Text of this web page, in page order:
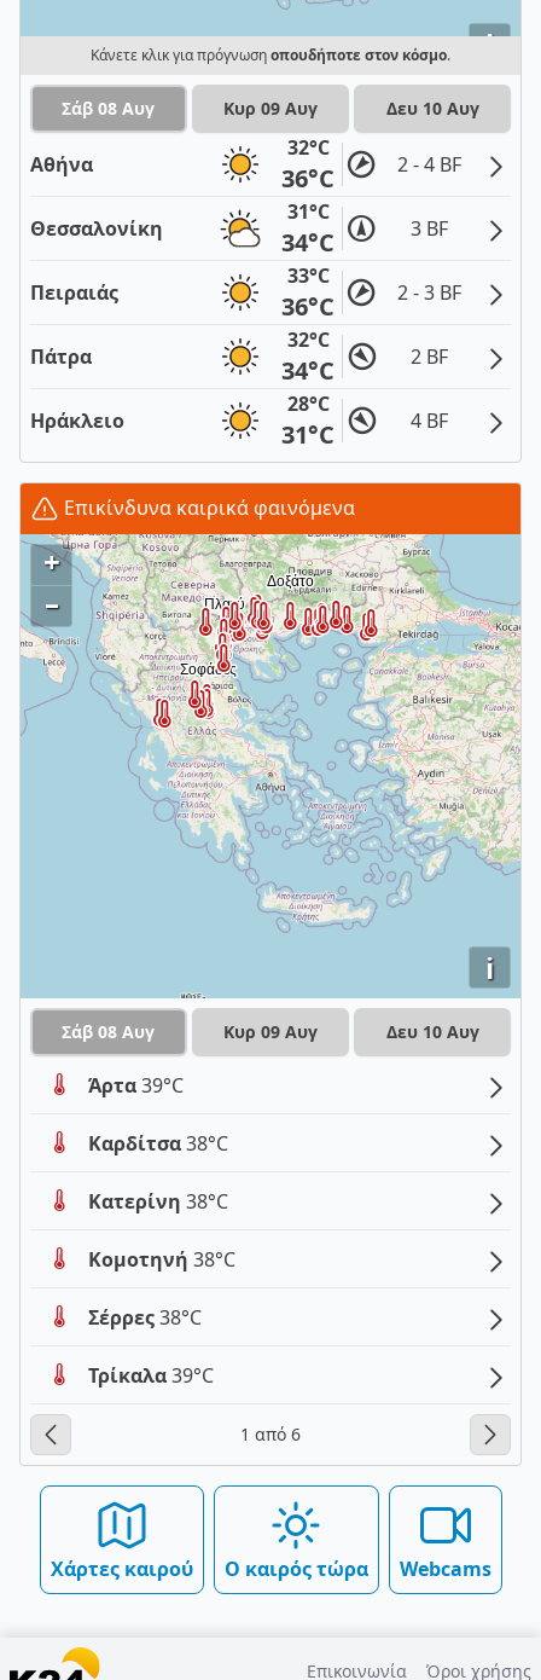
i
Κάνετε κλικ για πρόγνωσηοπουδήποτε στον κόσμο.
Σάβ 08 Αυγ Κυρ 09 Αυγ Δευ 10 Αυγ
Αθήνα
32°C
36°C 2 - 4 BF
Θεσσαλονίκη
31°C
34°C 3 BF
Πειραιάς
33°C
36°C 2 - 3 BF
Πάτρα
32°C
34°C 2 BF
Ηράκλειο
28°C
31°C 4 BF
Επικίνδυνα καιρικά φαινόμενα
i
+
–
Σάβ 08 Αυγ Κυρ 09 Αυγ Δευ 10 Αυγ
Άρτα39°C
Καρδίτσα38°C
Κατερίνη 38°C
Κομοτηνή 38°C
Σέρρες38°C
Τρίκαλα39°C
1 από 6
Χάρτες καιρού Ο καιρός τώρα Webcams
Επικοινωνία Όροι χρήσης